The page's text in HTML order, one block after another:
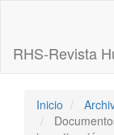
principal
Barra
RHS-Revista
Inicio